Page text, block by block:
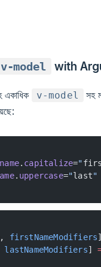
v-model with
একাধিক v-model
সহ
. capitalize="
. uppercase="last"
, firstNameModifiers
lastNameModifiers]